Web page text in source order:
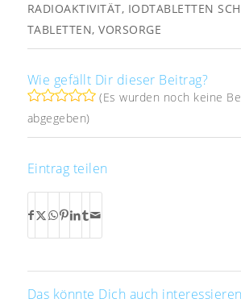
RADIOAKTIVITÄT, IODTABLETTEN
TABLETTEN,VORSORGE
Wie gefällt Dir dieser Beitrag?
(Es wurden noch keine
abgegeben)
Eintrag teilen
Das könnte Dich auch interessieren